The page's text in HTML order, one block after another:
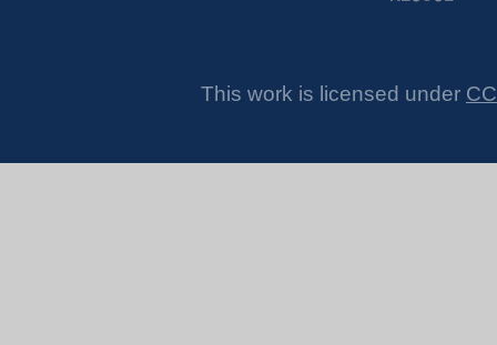
This work is licensed under